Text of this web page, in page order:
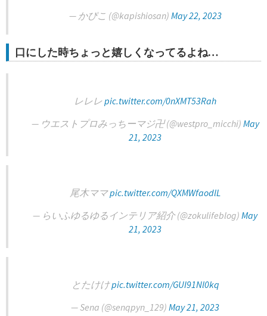
— かぴこ (@kapishiosan) May 22, 2023
口にした時ちょっと嬉しくなってるよね…
レレレpic.twitter.com/0nXMT53Rah
— ウエストプロみっちーマジ卍 (@westpro_micchi) May
21, 2023
尾木ママpic.twitter.com/QXMWfaodlL
— らいふゆるゆるインテリア紹介 (@zokulifeblog) May
21, 2023
とたけけpic.twitter.com/GUI91Nl0kq
— Sena (@senqpyn_129) May 21, 2023